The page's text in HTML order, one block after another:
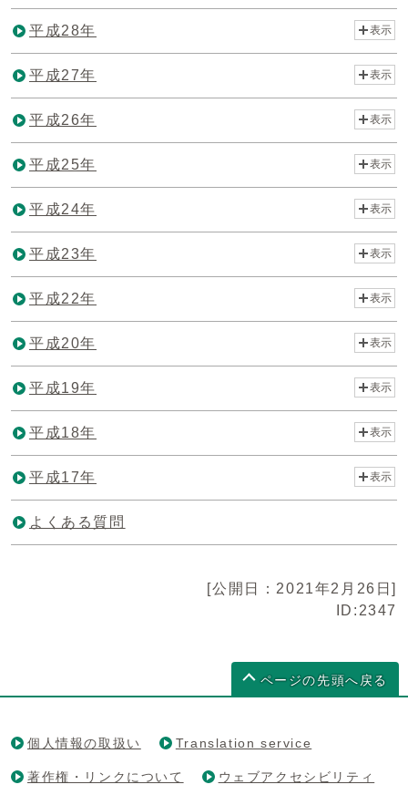
平成28年 表示
平成27年 表示
平成26年 表示
平成25年 表示
平成24年 表示
平成23年 表示
平成22年 表示
平成20年 表示
平成19年 表示
平成18年 表示
平成17年 表示
よくある質問
[公開日：2021年2月26日]
ID:2347
ページの先頭へ戻る
個人情報の取扱い Translation service
著作権・リンクについて ウェブアクセシビリティ